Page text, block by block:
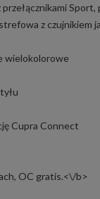
z czujnikiem
wielokolorowe
Cupra Connect
OC gratis.<\/b>